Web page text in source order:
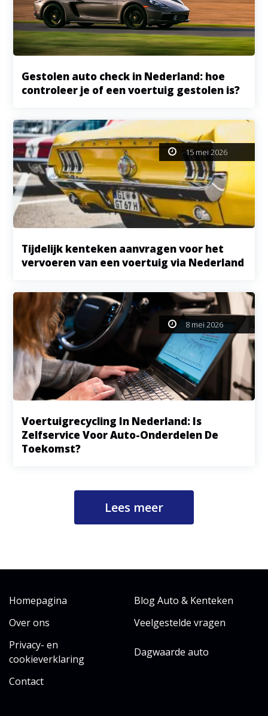
Gestolen auto check in Nederland: hoe
controleer je of een voertuig gestolen is?
15 mei 2026
Tijdelijk kenteken aanvragen voor het
vervoeren van een voertuig via Nederland
8 mei 2026
Voertuigrecycling In Nederland: Is
Zelfservice Voor Auto-Onderdelen De
Toekomst?
Lees meer
Homepagina
Blog Auto & Kenteken
Over ons
Veelgestelde vragen
Privacy- en
cookieverklaring
Dagwaarde auto
Contact